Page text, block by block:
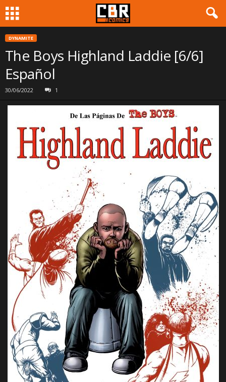
DYNAMITE
The Boys Highland Laddie [6/6]
Español
30/06/2022 1